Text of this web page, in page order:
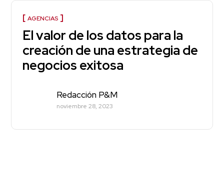
AGENCIAS
El valor de los datos para la
creación de una estrategia de
negocios exitosa
Redacción P&M
noviembre 28, 2023